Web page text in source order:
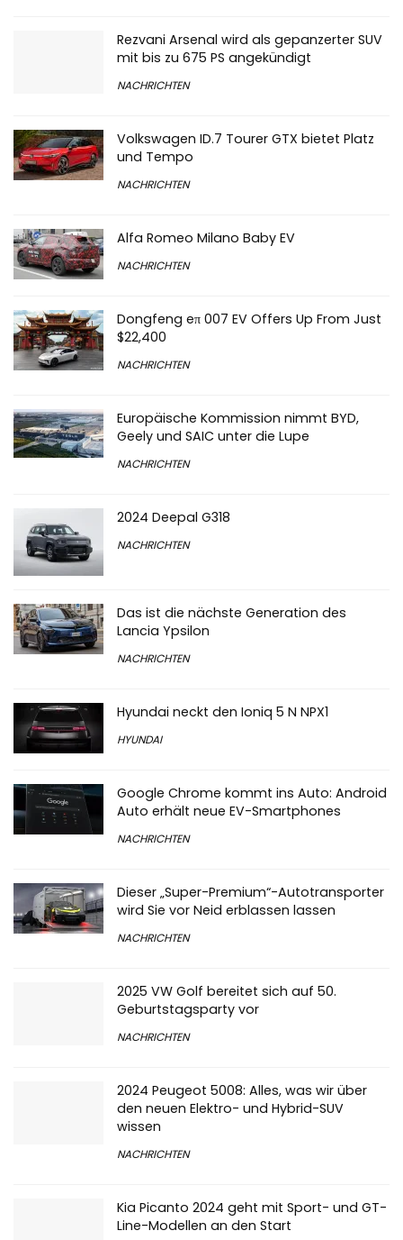
Rezvani Arsenal wird als gepanzerter SUV
mit bis zu 675 PS angekündigt
NACHRICHTEN
Volkswagen ID.7 Tourer GTX bietet Platz
und Tempo
NACHRICHTEN
Alfa Romeo Milano Baby EV
NACHRICHTEN
Dongfeng eπ 007 EV Offers Up From Just
$22,400
NACHRICHTEN
Europäische Kommission nimmt BYD,
Geely und SAIC unter die Lupe
NACHRICHTEN
2024 Deepal G318
NACHRICHTEN
Das ist die nächste Generation des
Lancia Ypsilon
NACHRICHTEN
Hyundai neckt den Ioniq 5 N NPX1
HYUNDAI
Google Chrome kommt ins Auto: Android
Auto erhält neue EV-Smartphones
NACHRICHTEN
Dieser „Super-Premium“-Autotransporter
wird Sie vor Neid erblassen lassen
NACHRICHTEN
2025 VW Golf bereitet sich auf 50.
Geburtstagsparty vor
NACHRICHTEN
2024 Peugeot 5008: Alles, was wir über
den neuen Elektro- und Hybrid-SUV
wissen
NACHRICHTEN
Kia Picanto 2024 geht mit Sport- und GT-
Line-Modellen an den Start